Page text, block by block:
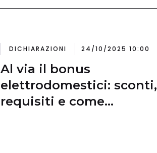
DICHIARAZIONI 24/10/2025 10:00
Al via il bonus
elettrodomestici: sconti,
requisiti e come